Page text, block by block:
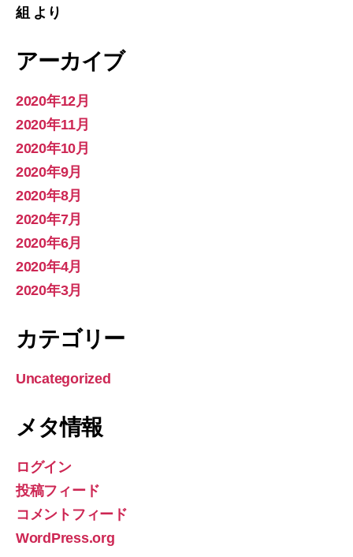
組 より
アーカイブ
2020年12月
2020年11月
2020年10月
2020年9月
2020年8月
2020年7月
2020年6月
2020年4月
2020年3月
カテゴリー
Uncategorized
メタ情報
ログイン
投稿フィード
コメントフィード
WordPress.org